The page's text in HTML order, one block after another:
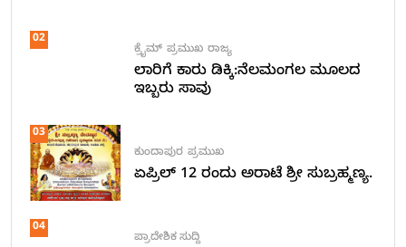
02
ಕ್ರೈಮ್ ಪ್ರಮುಖ ರಾಜ್ಯ
ಲಾರಿಗೆ ಕಾರು ಡಿಕ್ಕಿ:ನೆಲಮಂಗಲ ಮೂಲದ
ಇಬ್ಬರು ಸಾವು
03
ಕುಂದಾಪುರ ಪ್ರಮುಖ
ಏಪ್ರಿಲ್ 12 ರಂದು ಅರಾಟೆ ಶ್ರೀ ಸುಬ್ರಹ್ಮಣ್ಯ.
04
ಪ್ರಾದೇಶಿಕ ಸುದ್ದಿ